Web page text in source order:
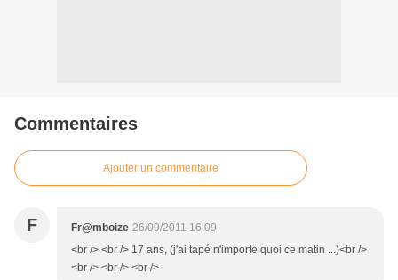
Commentaires
Ajouter un commentaire
F Fr@mboize 26/09/2011 16:09
<br /> <br /> 17 ans, (j'ai tapé n'importe quoi ce matin ...)<br />
<br /> <br /> <br />